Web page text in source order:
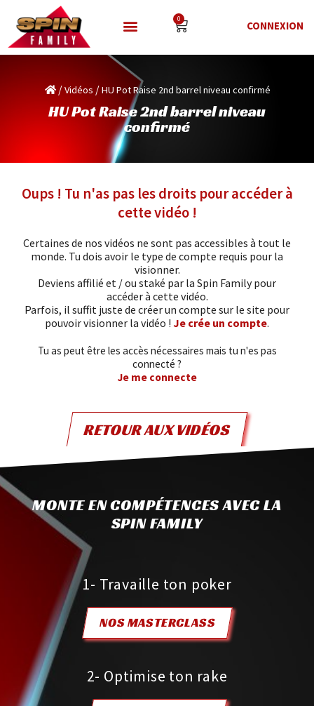
CONNEXION
0
/Vidéos /HU Pot Raise 2nd barrel niveau confirmé
HU Pot Raise 2nd barrel niveau
confirmé
Oups ! Tu n'as pas les droits pour accéder à
cette vidéo !
Certaines de nos vidéos ne sont pas accessibles à tout le
monde. Tu dois avoir le type de compte requis pour la
visionner.
Deviens affilié et / ou staké par la Spin Family pour
accéder à cette vidéo.
Parfois, il suffit juste de créer un compte sur le site pour
pouvoir visionner la vidéo ! Je crée un compte.
Tu as peut être les accès nécessaires mais tu n'es pas
connecté ?
Je me connecte
RETOUR AUX VIDÉOS
MONTE EN COMPÉTENCES AVEC LA
SPIN FAMILY
1- Travaille ton poker
NOS MASTERCLASS
2- Optimise ton rake